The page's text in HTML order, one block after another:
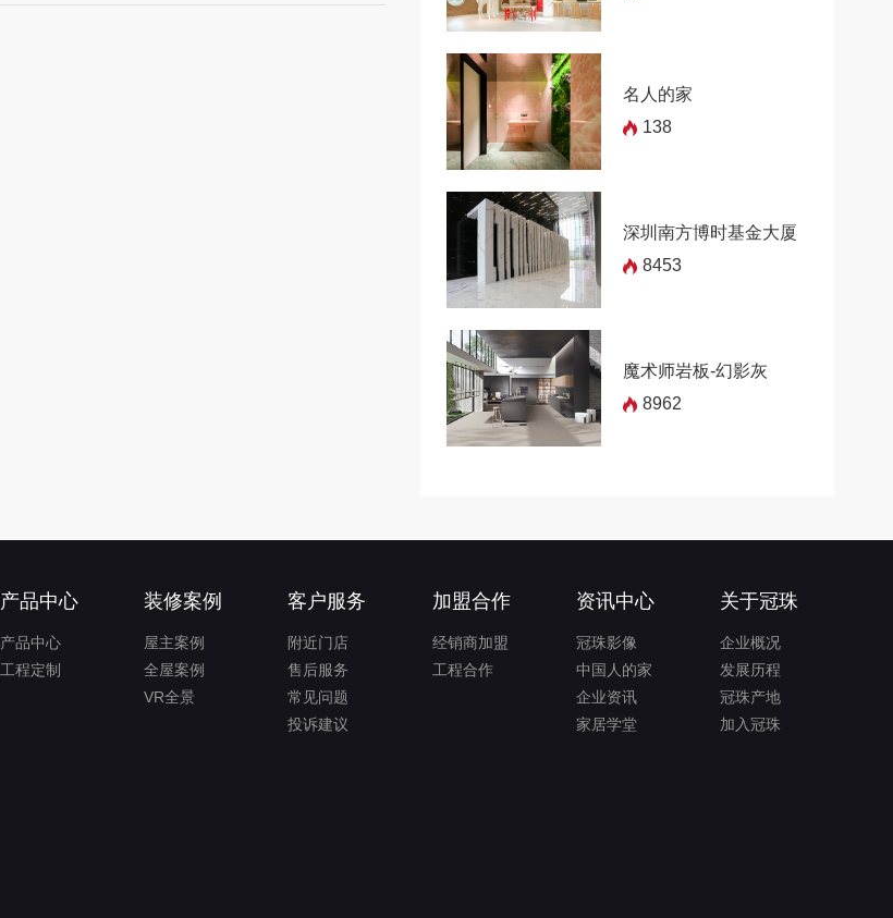
名人的家
138
深圳南方博时基金大厦
8453
魔术师岩板-幻影灰
8962
产品中心
产品中心
工程定制
装修案例
屋主案例
全屋案例
VR全景
客户服务
附近门店
售后服务
常见问题
投诉建议
加盟合作
经销商加盟
工程合作
资讯中心
冠珠影像
中国人的家
企业资讯
家居学堂
关于冠珠
企业概况
发展历程
冠珠产地
加入冠珠